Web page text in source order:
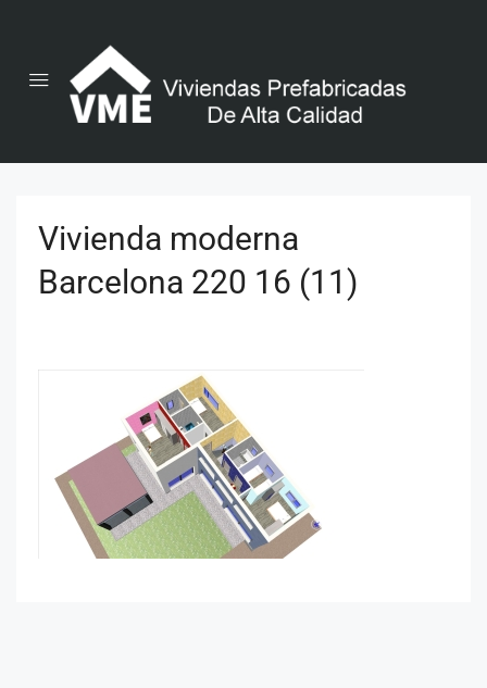
Vivienda moderna
Barcelona 220 16 (11)